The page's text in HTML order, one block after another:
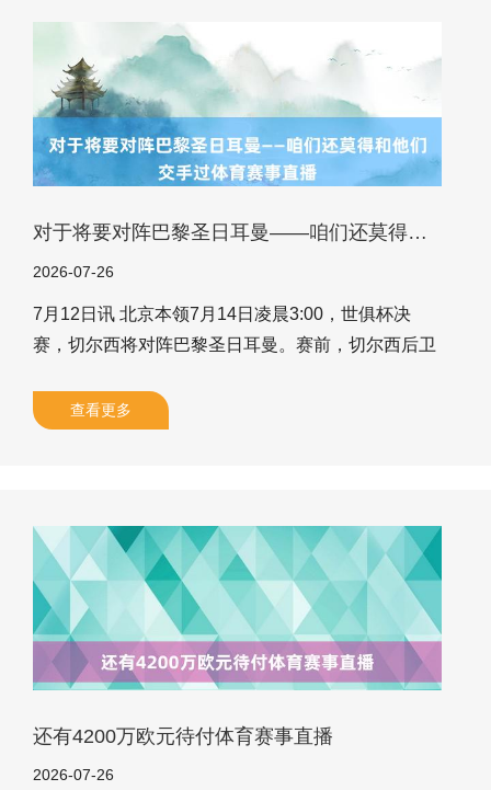
赛、擢升一座城”的赋能发展效应，将赛事流量荡漾为
经济增量，真切体裁旅商农等多业联动。 03浙BA篮
球赛事不仅带来欢笑，还带动了消耗。赛事期间，亲
民票价让平日老庶
对于将要对阵巴黎圣日耳曼——咱们还莫得和他们交手过体育赛事直播
2026-07-26
7月12日讯 北京本领7月14日凌晨3:00，世俱杯决
赛，切尔西将对阵巴黎圣日耳曼。赛前，切尔西后卫
当今的一些情况。 对于备战 ——咱们对待这场比赛
展望这会是一场相等勤勉的比赛。他们是欧洲冠军，
咱们能作念的即是作念好充分准备，管待挑战。 对于
本场比赛的遑急性 ——这是一场水平超等高的比赛，
敌手是寰宇上最炙手可
查看更多
还有4200万欧元待付体育赛事直播
2026-07-26